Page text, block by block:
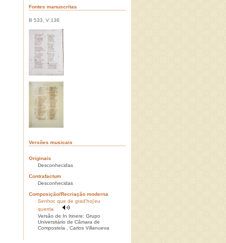
Fontes manuscritas
B 533, V 136
Versões musicais
Originais
Desconhecidas
Contrafactum
Desconhecidas
Composição/Recriação moderna
Senhor, que de grad'hoj'eu
querria
Versão de In Itinere: Grupo
Universitário de Câmara de
Compostela , Carlos Villanueva